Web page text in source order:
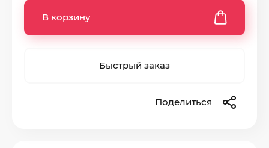
В корзину
Быстрый заказ
Поделиться